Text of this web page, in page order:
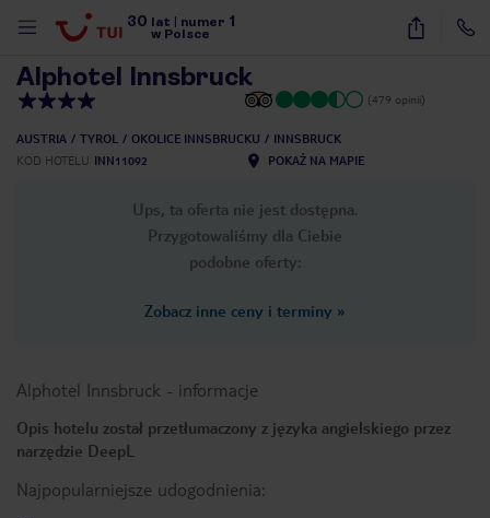
30 lat numer 1
w Polsce
34
Alphotel Innsbruck
(479 opinii)
AUSTRIA TYROL OKOLICE INNSBRUCKU
INNSBRUCK
KOD HOTELU INN11092 POKAŻ NA MAPIE
Ups, ta oferta nie jest dostępna.
Przygotowaliśmy dla Ciebie
podobne oferty:
Zobacz inne ceny i terminy »
Alphotel Innsbruck - informacje
Opis hotelu został przetłumaczony z języka angielskiego przez
narzędzie DeepL
Najpopularniejsze udogodnienia: